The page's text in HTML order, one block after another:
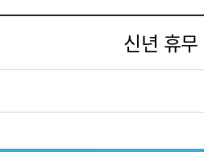
신년 휴무